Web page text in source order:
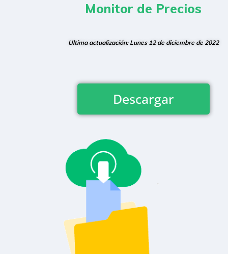
Monitor de Precios
Ultima actualización: Lunes 12 de diciembre de 2022
Descargar